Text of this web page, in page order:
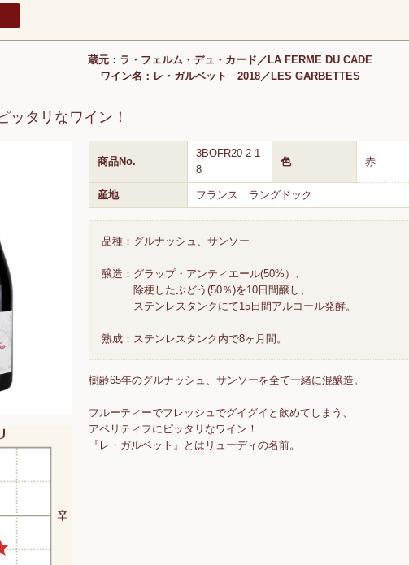
蔵元：ラ・フェルム・デュ・カード／LA FERME DU CADE
ワイン名：レ・ガルベット 2018／LES GARBETTES
ッタリなワイン！
商品No.
3BOFR20-2-1
8
色 赤
産地 フランス ラングドック
品種：グルナッシュ、サンソー
醸造：グラップ・アンティエール(50%）、
除梗したぶどう(50％)を10日間醸し、
ステンレスタンクにて15日間アルコール発酵。
熟成：ステンレスタンク内で8ヶ月間。
樹齢65年のグルナッシュ、サンソーを全て一緒に混醸造。
フルーティーでフレッシュでグイグイと飲めてしまう、
アペリティフにピッタリなワイン！
『レ・ガルベット』とはリューディの名前。